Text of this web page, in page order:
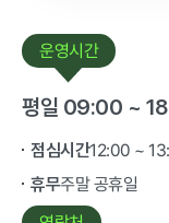
운영시간
평일 09:00 ~
점심시간12:00 ~
휴무주말 공휴일